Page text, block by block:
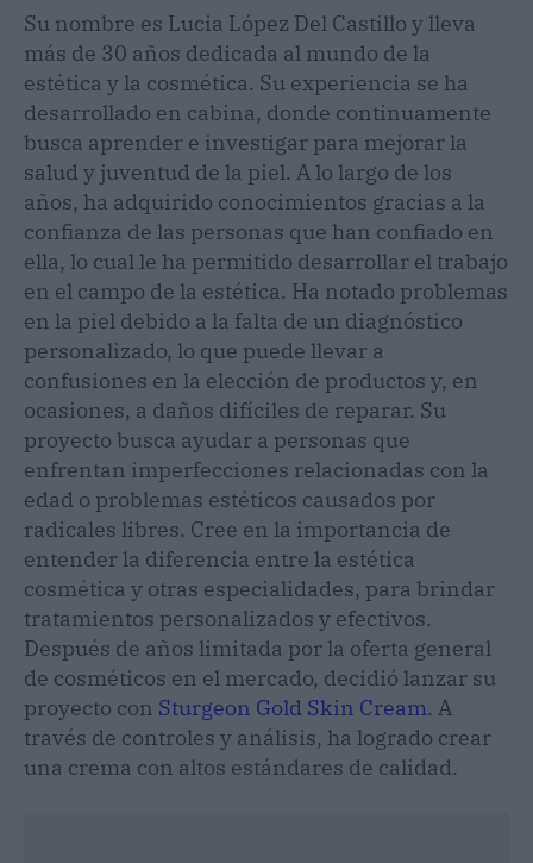
Su nombre es Lucia López Del Castillo y lleva
más de 30 años dedicada al mundo de la
estética y la cosmética. Su experiencia se ha
desarrollado en cabina, donde continuamente
busca aprender e investigar para mejorar la
salud y juventud de la piel. A lo largo de los
años, ha adquirido conocimientos gracias a la
confianza de las personas que han confiado en
ella, lo cual le ha permitido desarrollar el trabajo
en el campo de la estética. Ha notado problemas
en la piel debido a la falta de un diagnóstico
personalizado, lo que puede llevar a
confusiones en la elección de productos y, en
ocasiones, a daños difíciles de reparar. Su
proyecto busca ayudar a personas que
enfrentan imperfecciones relacionadas con la
edad o problemas estéticos causados por
radicales libres. Cree en la importancia de
entender la diferencia entre la estética
cosmética y otras especialidades, para brindar
tratamientos personalizados y efectivos.
Después de años limitada por la oferta general
de cosméticos en el mercado, decidió lanzar su
proyecto con Sturgeon Gold Skin Cream. A
través de controles y análisis, ha logrado crear
una crema con altos estándares de calidad.